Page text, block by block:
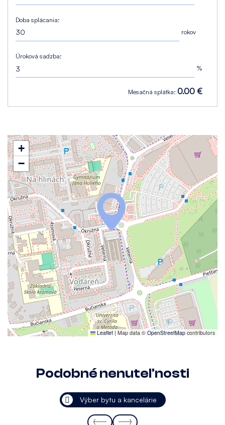
Doba splácania:
rokov
Úroková sadzba:
%
Mesačná splátka: 0.00 €
+
−
Leaflet | Map data © OpenStreetMapcontributors
Podobné nenuteľnosti
Výber bytu a kancelárie